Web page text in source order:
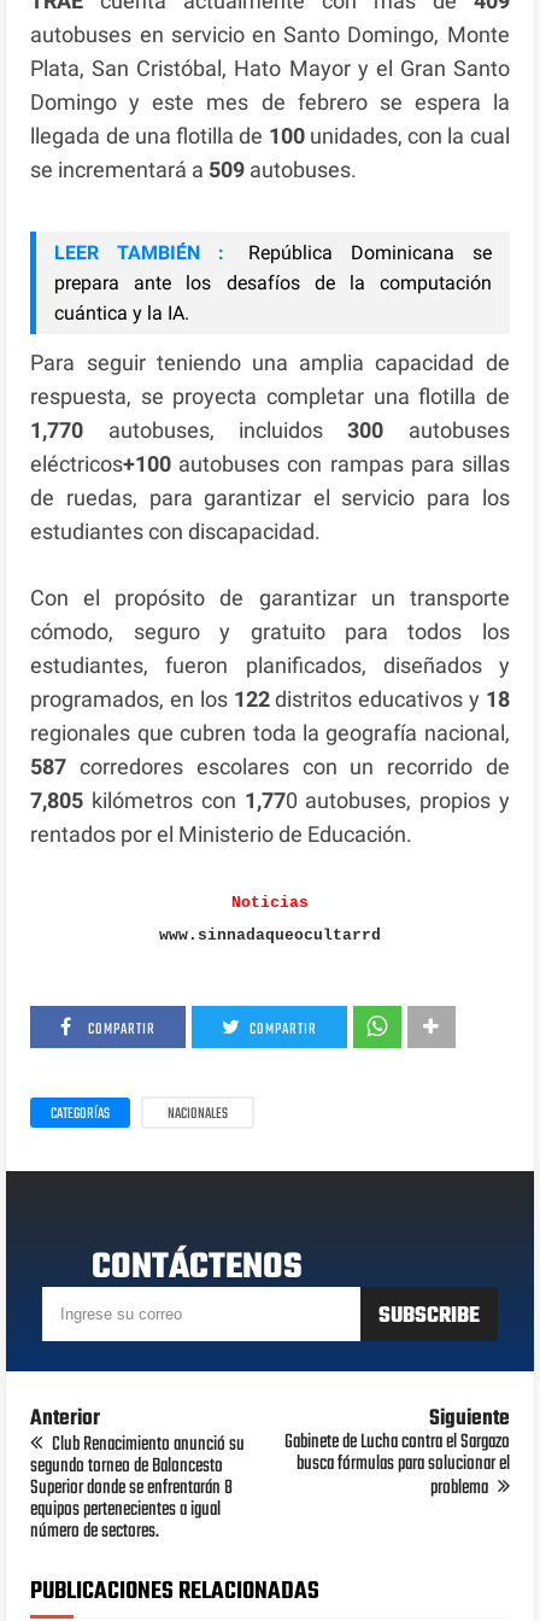
autobuses en servicio en Santo Domingo, Monte
Plata, San Cristóbal, Hato Mayor y el Gran Santo
Domingo y este mes de febrero se espera la
llegada de una flotilla de 100unidades, con la cual
se incrementará a 509 autobuses.
LEER TAMBIÉN :
República Dominicana se
prepara ante los desafíos de la computación
cuántica y la IA.
Para seguir teniendo una amplia capacidad de
respuesta, se proyecta completar una flotilla de
1,770 autobuses, incluidos300 autobuses
eléctricos+100 autobuses con rampas para sillas
de ruedas, para garantizar el servicio para los
estudiantes con discapacidad.
Con el propósito de garantizar un transporte
cómodo, seguro y gratuito para todos los
estudiantes, fueron planificados, diseñados y
programados, en los 122distritos educativos y 18
regionales que cubren toda la geografía nacional,
587 corredores escolares con un recorrido de
7,805 kilómetros con 1,770 autobuses, propios y
rentados por el Ministerio de Educación.
Noticias
www.sinnadaqueocultarrd
COMPARTIR COMPARTIR
CATEGORÍAS NACIONALES
CONTÁCTENOS
Anterior
Club Renacimiento anunció su
segundo torneo de Baloncesto
Superior donde se enfrentarán 8
equipos pertenecientes a igual
número de sectores.
Siguiente
Gabinete de Lucha contra el Sargazo
busca fórmulas para solucionar el
problema
PUBLICACIONES RELACIONADAS